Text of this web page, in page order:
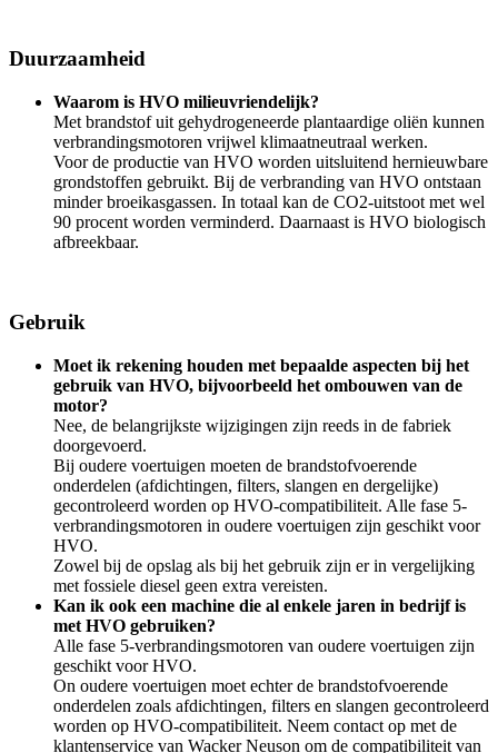
Duurzaamheid
Waarom is HVO milieuvriendelijk?
Met brandstof uit gehydrogeneerde plantaardige oliën kunnen
verbrandingsmotoren vrijwel klimaatneutraal werken.
Voor de productie van HVO worden uitsluitend hernieuwbare
grondstoffen gebruikt. Bij de verbranding van HVO ontstaan
minder broeikasgassen. In totaal kan de CO2-uitstoot met wel
90 procent worden verminderd. Daarnaast is HVO biologisch
afbreekbaar.
Gebruik
Moet ik rekening houden met bepaalde aspecten bij het
gebruik van HVO, bijvoorbeeld het ombouwen van de
motor?
Nee, de belangrijkste wijzigingen zijn reeds in de fabriek
doorgevoerd.
Bij oudere voertuigen moeten de brandstofvoerende
onderdelen (afdichtingen, filters, slangen en dergelijke)
gecontroleerd worden op HVO-compatibiliteit. Alle fase 5-
verbrandingsmotoren in oudere voertuigen zijn geschikt voor
HVO.
Zowel bij de opslag als bij het gebruik zijn er in vergelijking
met fossiele diesel geen extra vereisten.
Kan ik ook een machine die al enkele jaren in bedrijf is
met HVO gebruiken?
Alle fase 5-verbrandingsmotoren van oudere voertuigen zijn
geschikt voor HVO.
On oudere voertuigen moet echter de brandstofvoerende
onderdelen zoals afdichtingen, filters en slangen gecontroleerd
worden op HVO-compatibiliteit. Neem contact op met de
klantenservice van Wacker Neuson om de compatibiliteit van